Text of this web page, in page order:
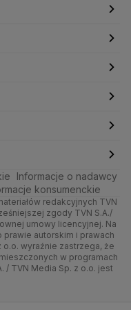
Informacje o nadawcy
konsumenckie
redakcyjnych TVN
zgody TVN S.A./
umowy licencyjnej. Na
prawie autorskim i prawach
o.o. wyraźnie zastrzega, że
w programach
/ TVN Media Sp. z o.o. jest